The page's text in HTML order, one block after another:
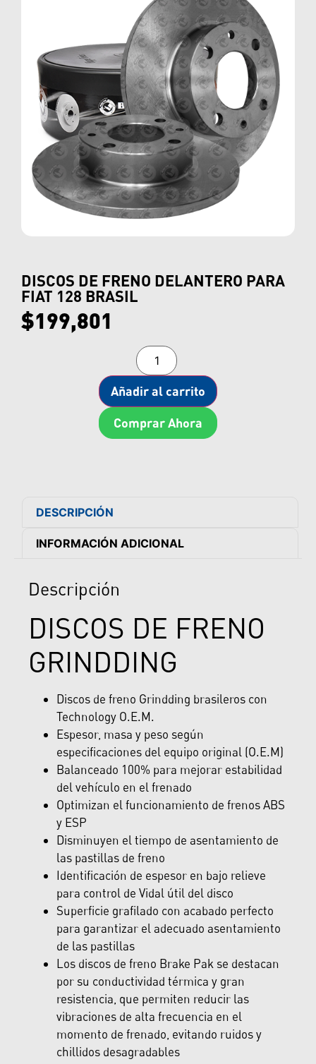
DISCOS DE FRENO DELANTERO PARA
FIAT 128 BRASIL
$199,801
Añadir al carrito
Comprar Ahora
DESCRIPCIÓN
INFORMACIÓN ADICIONAL
Descripción
DISCOS DE FRENO
GRINDDING
Discos de freno Grindding brasileros con
Technology O.E.M.
Espesor, masa y peso según
especificaciones del equipo original (O.E.M)
Balanceado 100% para mejorar estabilidad
del vehículo en el frenado
Optimizan el funcionamiento de frenos ABS
y ESP
Disminuyen el tiempo de asentamiento de
las pastillas de freno
Identificación de espesor en bajo relieve
para control de Vidal útil del disco
Superficie grafilado con acabado perfecto
para garantizar el adecuado asentamiento
de las pastillas
Los discos de freno Brake Pak se destacan
por su conductividad térmica y gran
resistencia, que permiten reducir las
vibraciones de alta frecuencia en el
momento de frenado, evitando ruidos y
chillidos desagradables